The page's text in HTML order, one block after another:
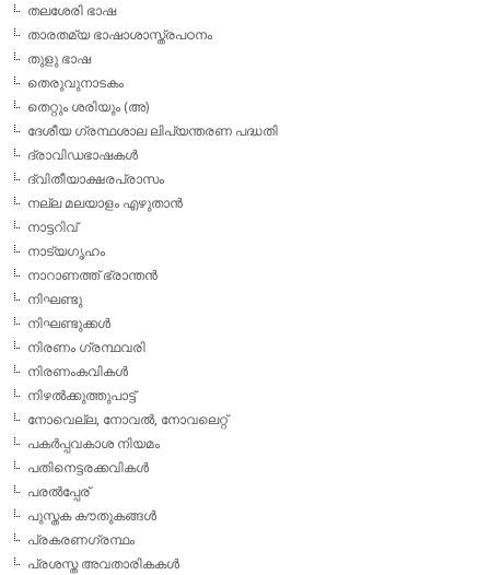
തലശേരി ഭാഷ
താരതമ്യ ഭാഷാശാസ്ത്രപഠനം
തുളു ഭാഷ
തെരുവുനാടകം
തെറ്റും ശരിയും (അ)
ദേശീയ ഗ്രന്ഥശാല ലിപ്യന്തരണ പദ്ധതി
ദ്രാവിഡഭാഷകള്‍
ദ്വിതീയാക്ഷരപ്രാസം
നല്ല മലയാളം എഴുതാന്‍
നാട്ടറിവ്
നാട്യഗൃഹം
നാറാണത്ത് ഭ്രാന്തന്‍
നിഘണ്ടു
നിഘണ്ടുക്കള്‍
നിരണം ഗ്രന്ഥവരി
നിരണംകവികള്‍
നിഴല്‍ക്കുത്തുപാട്ട്
നോവെല്ല, നോവല്‍, നോവലെറ്റ്
പകര്‍പ്പവകാശ നിയമം
പതിനെട്ടരക്കവികള്‍
പരല്‍പ്പേര്
പുസ്തക കൗതുകങ്ങള്‍
പ്രകരണഗ്രന്ഥം
പ്രശസ്ത അവതാരികകള്‍